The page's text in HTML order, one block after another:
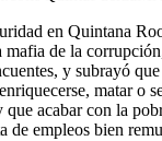
en Quintana
mafia de la
y subrayó
matar o
que acabar con la
de empleos bien